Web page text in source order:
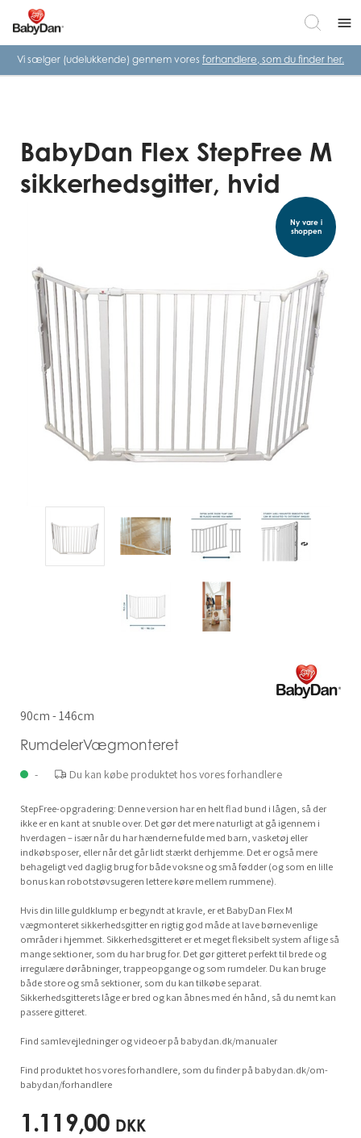
menu
Vi sælger (udelukkende) gennem vores forhandlere, som du finder her.
90cm - 146cm
RumdelerVægmonteret
- Du kan købe produktet hos vores forhandlere
StepFree-opgradering: Denne version har en helt flad bund i lågen, så der
ikke er en kant at snuble over. Det gør det mere naturligt at gå igennem i
hverdagen – især når du har hænderne fulde med barn, vasketøj eller
indkøbsposer, eller når det går lidt stærkt derhjemme. Det er også mere
behageligt ved daglig brug for både voksne og små fødder (og som en lille
bonus kan robotstøvsugeren lettere køre mellem rummene).
Hvis din lille guldklump er begyndt at kravle, er et BabyDan Flex M
vægmonteret sikkerhedsgitter en rigtig god måde at lave børnevenlige
områder i hjemmet. Sikkerhedsgitteret er et meget fleksibelt system af lige så
mange sektioner, som du har brug for. Det gør gitteret perfekt til brede og
irregulære døråbninger, trappeopgange og som rumdeler. Du kan bruge
både store og små sektioner, som du kan tilkøbe separat.
Sikkerhedsgitterets låge er bred og kan åbnes med én hånd, så du nemt kan
passere gitteret.
Find samlevejledninger og videoer på babydan.dk/manualer
Find produktet hos vores forhandlere, som du finder på babydan.dk/om-
babydan/forhandlere
1.119,00 DKK
BabyDan Flex StepFree M
sikkerhedsgitter, hvid
Ny vare i
shoppen